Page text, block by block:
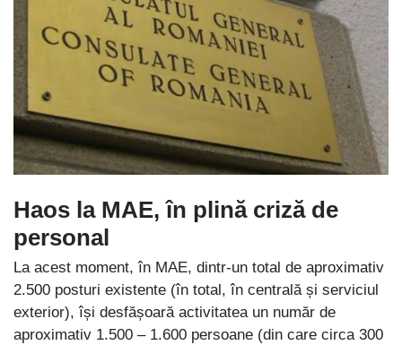
Haos la MAE, în plină criză de
personal
La acest moment, în MAE, dintr-un total de aproximativ
2.500 posturi existente (în total, în centrală și serviciul
exterior), își desfășoară activitatea un număr de
aproximativ 1.500 – 1.600 persoane (din care circa 300